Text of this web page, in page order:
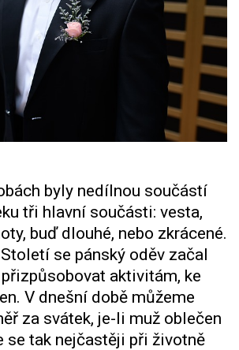
byly nedílnou součástí
tři hlavní součásti: vesta,
buď dlouhé, nebo zkrácené.
se pánský oděv začal
aktivitám, ke
V dnešní době můžeme
za svátek, je-li muž oblečen
se tak nejčastěji při životně